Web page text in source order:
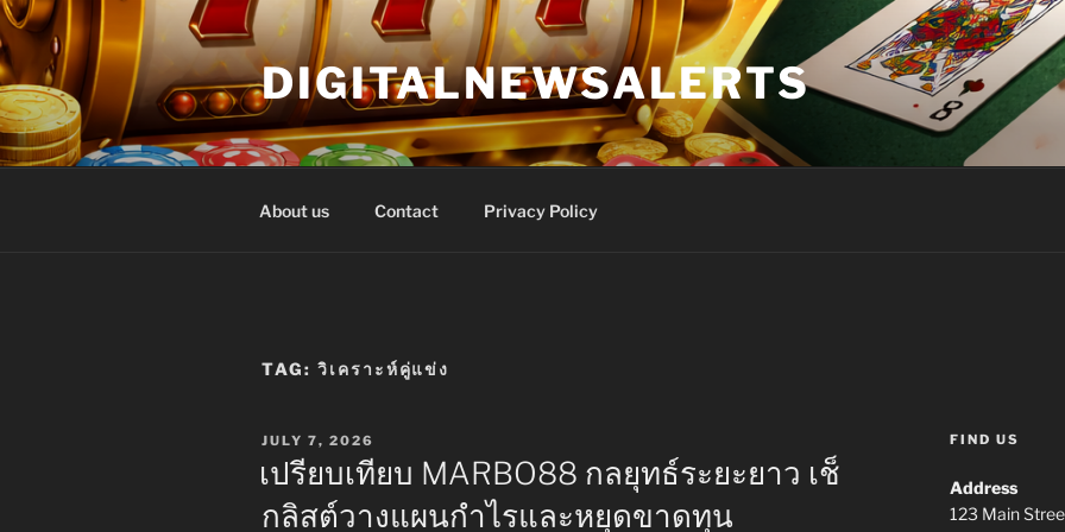
Skip
to
content
DIGITALNEWSALERTS
About us Contact Privacy Policy
TAG: วิเคราะห์คู่แข่ง
POSTED
JULY 7, 2026
เปรียบเทียบ MARBO88 กลยุทธ์ระยะยาว เช็
กลิสต์วางแผนกำไรและหยุดขาดทุน
FIND US
Address
123 Main